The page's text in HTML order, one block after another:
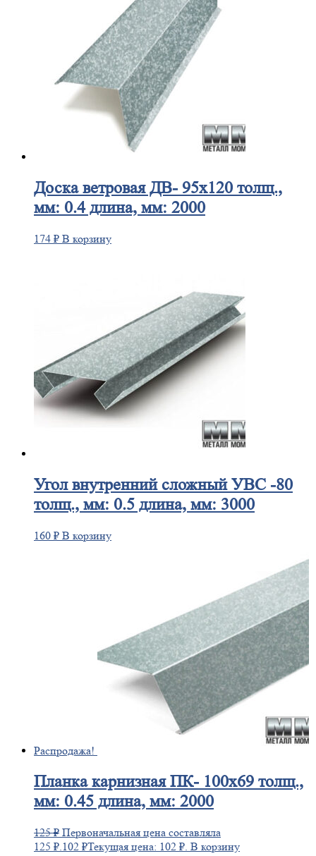
Доскаветровая ДВ- 95х120 толщ.,
мм: 0.4 длина, мм: 2000
174 ₽ В корзину
Уголвнутренний сложный УВС -80
толщ., мм: 0.5 длина, мм: 3000
160 ₽ В корзину
Распродажа!
Планкакарнизная ПК- 100х69 толщ.,
мм: 0.45 длина, мм: 2000
125₽ Первоначальная цена составляла
125 ₽. 102 ₽Текущая цена: 102 ₽. В корзину